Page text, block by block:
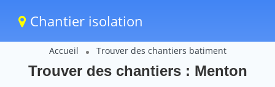
Chantier isolation
Accueil Trouver des chantiers batiment
Trouver des chantiers : Menton